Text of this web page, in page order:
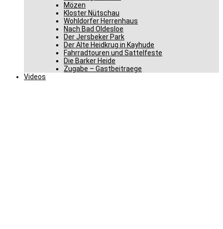
Mözen
Kloster Nütschau
Wohldorfer Herrenhaus
Nach Bad Oldesloe
Der Jersbeker Park
Der Alte Heidkrug in Kayhude
Fahrradtouren und Sattelfeste
Die Barker Heide
Zugabe – Gastbeitraege
Videos